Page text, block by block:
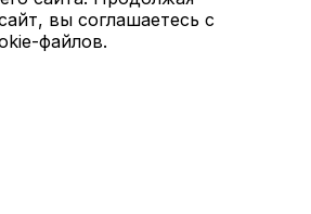
вы соглашаетесь с
файлов.